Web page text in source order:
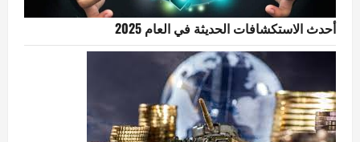
أحدث الاستكشافات الحديثة في العام 2025